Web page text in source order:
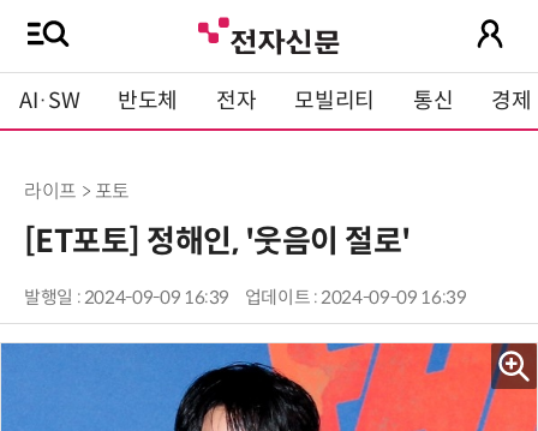
AI·SW 반도체 전자 모빌리티 통신 경제
라이프 > 포토
[ET포토] 정해인, '웃음이 절로'
발행일 : 2024-09-09 16:39 업데이트 : 2024-09-09 16:39